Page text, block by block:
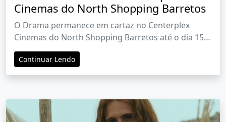
Cinemas do North Shopping Barretos
O Drama permanece em cartaz no Centerplex
Cinemas do North Shopping Barretos até o dia 15
de abril
Continuar Lendo